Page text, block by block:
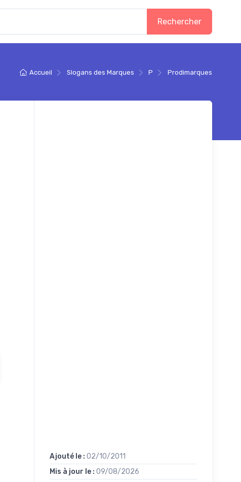
Rechercher
Accueil Slogans des Marques P Prodimarques
Ajouté le : 02/10/2011
Mis à jour le : 09/08/2026